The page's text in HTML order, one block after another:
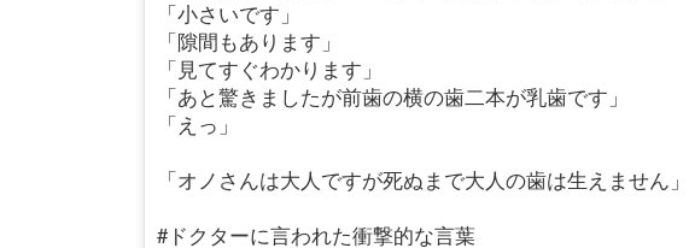
「小さいです」
「隙間もあります」
「見てすぐわかります」
「あと驚きましたが前歯の横の歯二本が乳歯です」
「えっ」
「オノさんは大人ですが死ぬまで大人の歯は生えません」
#ドクターに言われた衝撃的な言葉